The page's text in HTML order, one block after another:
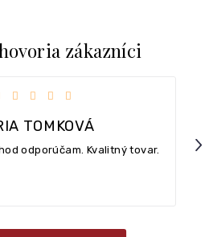
zákazníci
TOMKOVÁ
obchodu je 5 z 5 hviezdičiek.
odporúčam. Kvalitný tovar.